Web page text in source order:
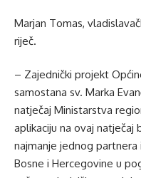
Marjan Tomas,
riječ.
– Zajednički projekt
samostana sv. Marka
natječaj Ministarstva
aplikaciju na ovaj
najmanje jednog
Bosne i Hercegovine u